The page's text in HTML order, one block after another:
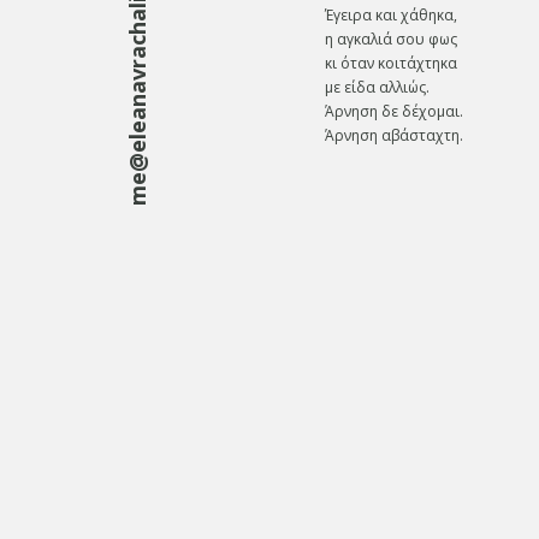
me@eleanavrachali.gr
Έγειρα και χάθηκα,
η αγκαλιά σου φως
κι όταν κοιτάχτηκα
με είδα αλλιώς.
Άρνηση δε δέχομαι.
Άρνηση αβάσταχτη.